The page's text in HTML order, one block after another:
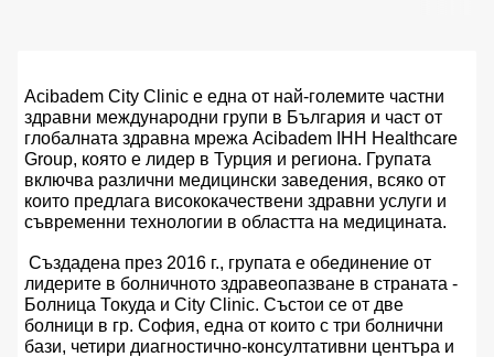
Acibadem City Clinic е една от най-големите частни
здравни международни групи в България и част от
глобалната здравна мрежа Acibadem IHH Healthcare
Group, която е лидер в Турция и региона. Групата
включва различни медицински заведения, всяко от
които предлага висококачествени здравни услуги и
съвременни технологии в областта на медицината.
Създадена през 2016 г., групата е обединение от
лидерите в болничното здравеопазване в страната -
Болница Токуда и City Clinic. Състои се от две
болници в гр. София, една от които с три болнични
бази, четири диагностично-консултативни центъра и